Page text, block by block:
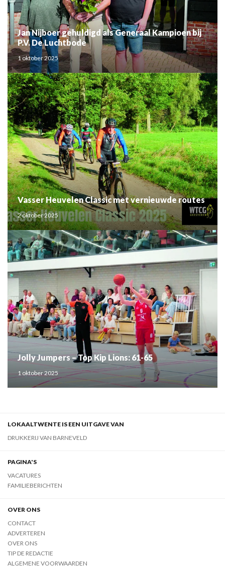
Jan Nijboer gehuldigd als Generaal Kampioen bij
P.V. De Luchtbode
1 oktober 2025
Vasser Heuvelen Classic met vernieuwde routes
2 oktober 2025
Jolly Jumpers – Top Kip Lions: 61-65
1 oktober 2025
LOKAALTWENTE IS EEN UITGAVE VAN
DRUKKERIJ VAN BARNEVELD
PAGINA'S
VACATURES
FAMILIEBERICHTEN
OVER ONS
CONTACT
ADVERTEREN
OVER ONS
TIP DE REDACTIE
ALGEMENE VOORWAARDEN